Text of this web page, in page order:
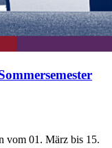
vom 01. März bis 15.